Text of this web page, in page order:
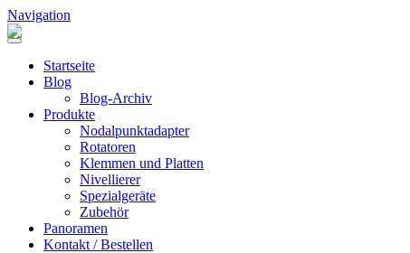
Direkt zum Inhalt
Navigation
Startseite
Blog
Blog-Archiv
Produkte
Nodalpunktadapter
Rotatoren
Klemmen und Platten
Nivellierer
Spezialgeräte
Zubehör
Panoramen
Kontakt / Bestellen